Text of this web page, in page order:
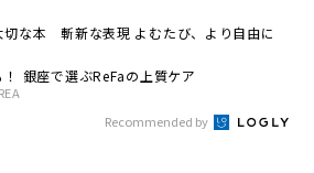
切な本 斬新な表現 よむたび、より自由に
銀座で選ぶReFaの上質ケア
Recommended by